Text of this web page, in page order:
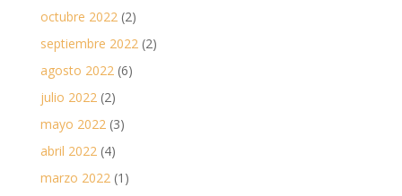
octubre 2022(2)
septiembre 2022(2)
agosto 2022(6)
julio 2022(2)
mayo 2022(3)
abril 2022(4)
marzo 2022(1)